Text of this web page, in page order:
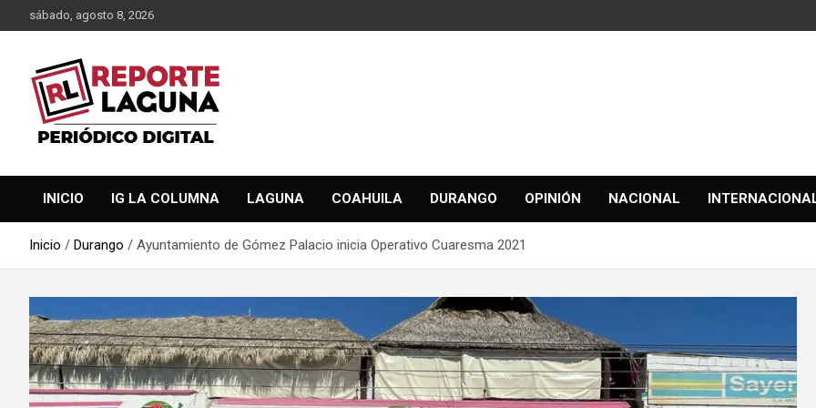
al
sábado, agosto 8, 2026
Reporte Laguna
INICIO IG LA COLUMNA LAGUNA COAHUILA DURANGO OPINIÓN NACIONAL
Inicio Durango Ayuntamiento de Gómez Palacio inicia Operativo Cuaresma 2021